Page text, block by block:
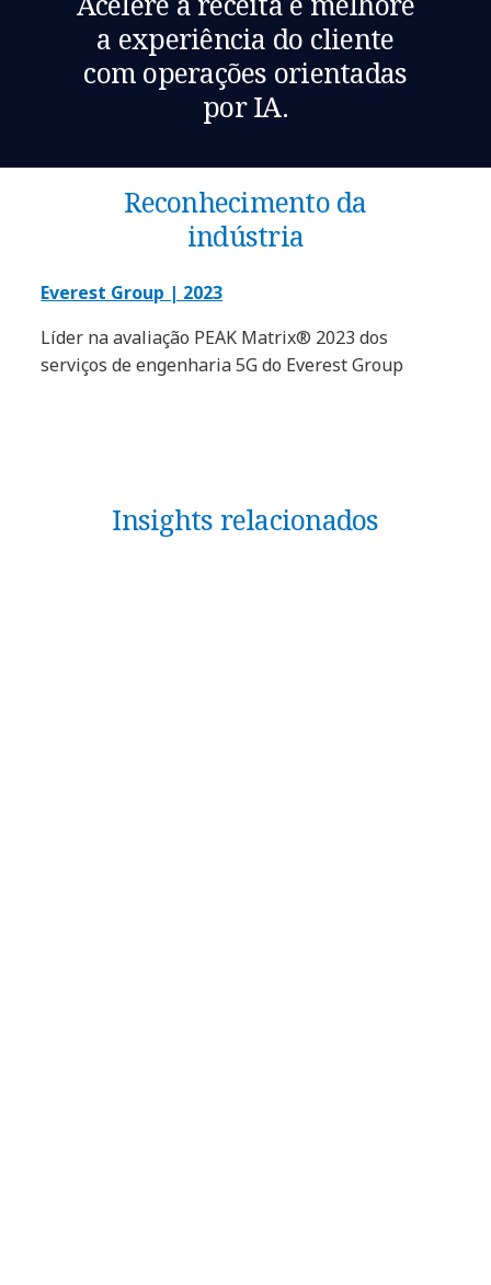
a experiência do cliente
com operações orientadas
por IA.
Reconhecimento da
indústria
Everest Group | 2023
Líder na avaliação PEAK Matrix® 2023 dos
serviços de engenharia 5G do Everest Group
Insights relacionados